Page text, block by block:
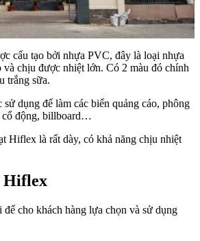
cấu tạo bởi nhựa PVC, đây là loại nhựa
và chịu được nhiệt lớn. Có 2 màu đó chính
trắng sữa.
dụng để làm các biển quảng cáo, phông
cổ động, billboard…
Hiflex là rất dày, có khả năng chịu nhiệt
Hiflex
cho khách hàng lựa chọn và sử dụng